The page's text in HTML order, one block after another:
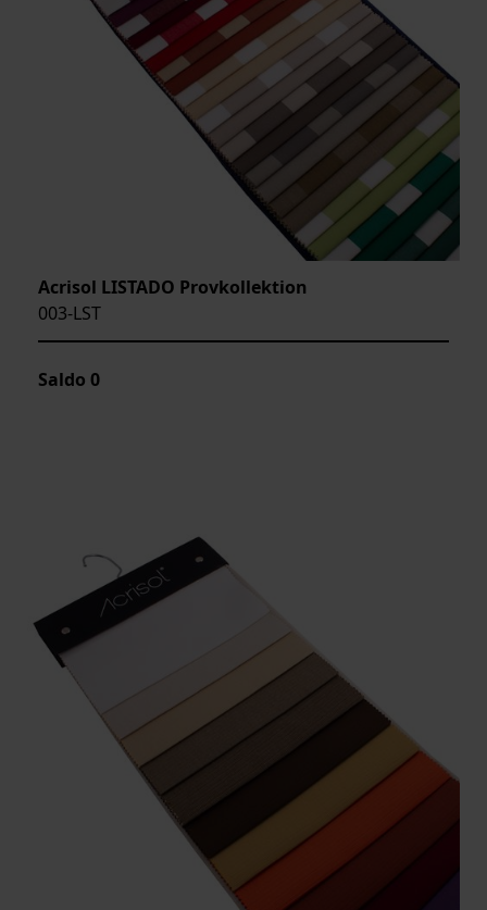
Acrisol LISTADO Provkollektion
003-LST
Saldo 0